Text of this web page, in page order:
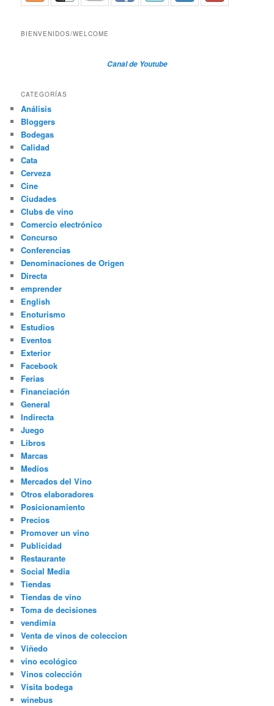
BIENVENIDOS/WELCOME
Canal de Youtube
CATEGORÍAS
Análisis
Bloggers
Bodegas
Calidad
Cata
Cerveza
Cine
Ciudades
Clubs de vino
Comercio electrónico
Concurso
Conferencias
Denominaciones de Origen
Directa
emprender
English
Enoturismo
Estudios
Eventos
Exterior
Facebook
Ferias
Financiación
General
Indirecta
Juego
Libros
Marcas
Medios
Mercados del Vino
Otros elaboradores
Posicionamiento
Precios
Promover un vino
Publicidad
Restaurante
Social Media
Tiendas
Tiendas de vino
Toma de decisiones
vendimia
Venta de vinos de coleccion
Viñedo
vino ecológico
Vinos colección
Visita bodega
winebus